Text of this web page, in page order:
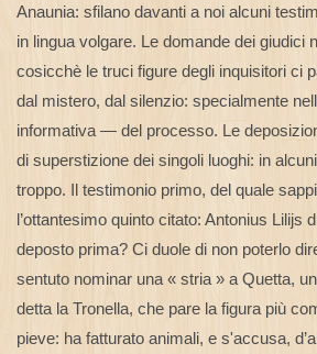
Anaunia: sfilano davanti a noi alcuni
in lingua volgare. Le domande dei giudici
cosicchè le truci figure degli inquisitori ci
dal mistero, dal silenzio: specialmente
informativa — del processo. Le
di superstizione dei singoli luoghi: in
troppo. Il testimonio primo, del quale
l’ottantesimo quinto citato: Antonius Lilijs
deposto prima? Ci duole di non poterlo
sentuto nominar una « stria » a Quetta,
detta la Tronella, che pare la figura più
pieve: ha fatturato animali, e s'accusa,